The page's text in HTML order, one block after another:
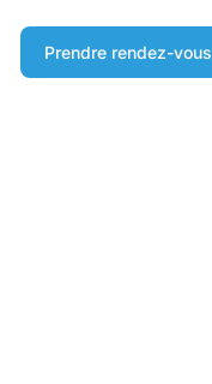
Prendre rendez-vous